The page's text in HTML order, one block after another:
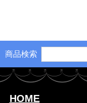
商品検索
HOME